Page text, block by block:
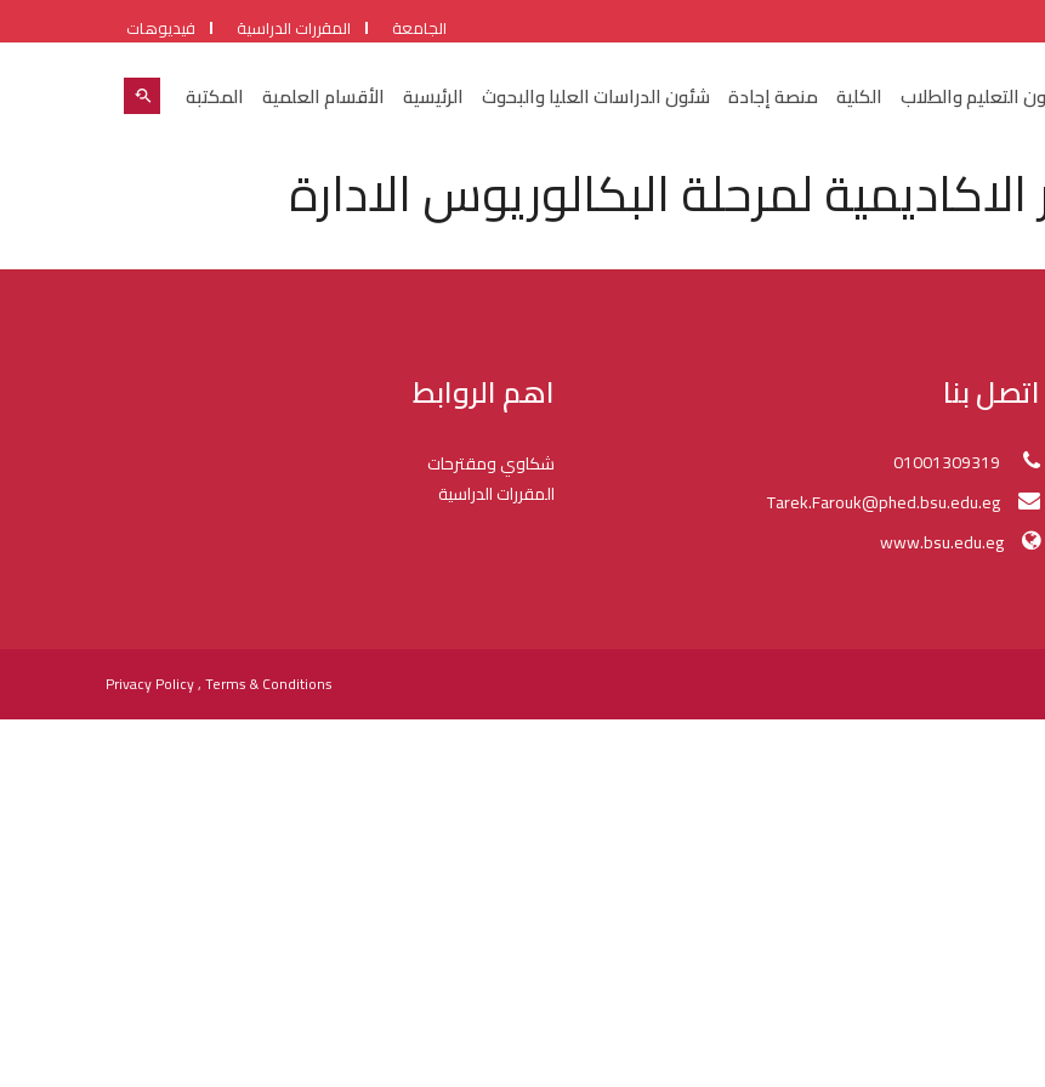
الجامعة المقررات الدراسية فيديوهات
التعليم والطلاب الكلية منصة إجادة شئون الدراسات العليا والبحوث الرئيسية الأقسام العلمية المكتبة
لمرحلة البكالوريوس الادارة
اتصل بنا
www.bsu.edu.eg
اهم الروابط
شكاوي ومقترحات
المقررات الدراسية
Privacy Policy , Terms & Conditions